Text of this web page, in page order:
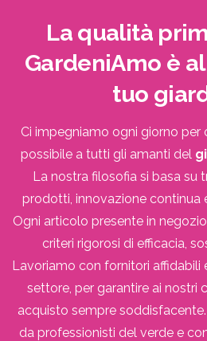
La qualità
GardeniAmo è al
tuo
Ci impegniamo ogni giorno per
possibile a tutti gli amanti del
La nostra filosofia si basa su
prodotti, innovazione continua
Ogni articolo presente in
criteri rigorosi di efficacia,
Lavoriamo con fornitori affidabili
settore, per garantire ai nostri
acquisto sempre
da professionisti del verde e